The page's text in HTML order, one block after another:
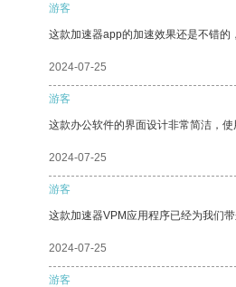
游客
这款加速器app的加速效果还是不错的
2024-07-25
游客
这款办公软件的界面设计非常简洁，
2024-07-25
游客
这款加速器VPM应用程序已经为我们
2024-07-25
游客